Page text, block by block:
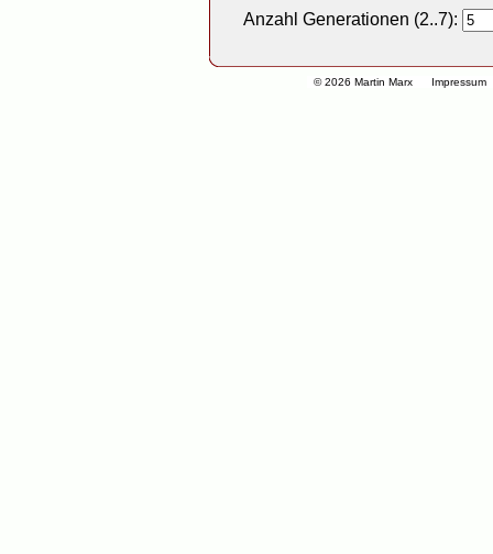
© 2026 Martin Marx Impressum
Anzahl Generationen (2..7):